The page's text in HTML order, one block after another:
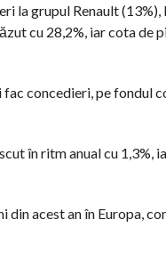
grupul Renault (13%),
cu 28,2%, iar cota de
concedieri, pe fondul
în ritm anual cu 1,3%,
acest an în Europa,